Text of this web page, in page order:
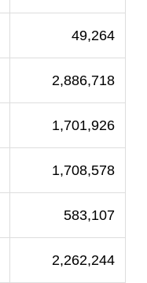
49,264
2,886,718
1,701,926
1,708,578
583,107
2,262,244